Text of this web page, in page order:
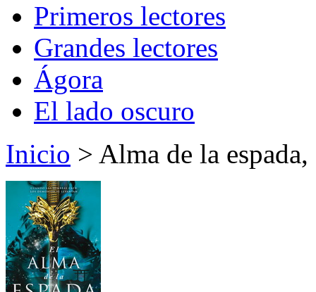
Primeros lectores
Grandes lectores
Ágora
El lado oscuro
Inicio > Alma de la